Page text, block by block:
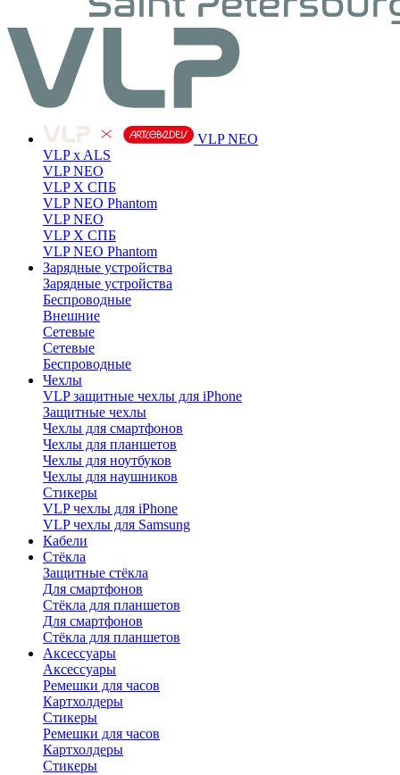
VLP NEO
VLP x ALS
VLP NEO
VLP X СПБ
VLP NEO Phantom
VLP NEO
VLP X СПБ
VLP NEO Phantom
Зарядные устройства
Зарядные устройства
Беспроводные
Внешние
Сетевые
Сетевые
Беспроводные
Чехлы
VLP защитные чехлы для iPhone
Защитные чехлы
Чехлы для смартфонов
Чехлы для планшетов
Чехлы для ноутбуков
Чехлы для наушников
Стикеры
VLP чехлы для iPhone
VLP чехлы для Samsung
Кабели
Стёкла
Защитные стёкла
Для смартфонов
Стёкла для планшетов
Для смартфонов
Стёкла для планшетов
Аксессуары
Аксессуары
Ремешки для часов
Картхолдеры
Стикеры
Ремешки для часов
Картхолдеры
Стикеры